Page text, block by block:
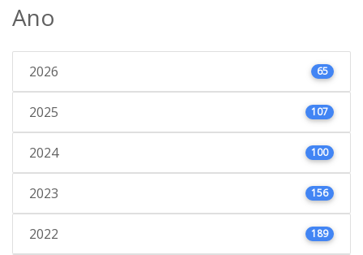
Ano
2026 65
2025 107
2024 100
2023 156
2022 189